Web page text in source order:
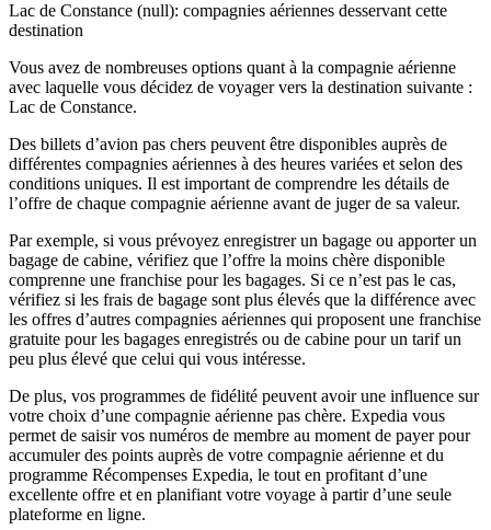
Lac de Constance (null): compagnies aériennes desservant cette
destination
Vous avez de nombreuses options quant à la compagnie aérienne
avec laquelle vous décidez de voyager vers la destination suivante :
Lac de Constance.
Des billets d’avion pas chers peuvent être disponibles auprès de
différentes compagnies aériennes à des heures variées et selon des
conditions uniques. Il est important de comprendre les détails de
l’offre de chaque compagnie aérienne avant de juger de sa valeur.
Par exemple, si vous prévoyez enregistrer un bagage ou apporter un
bagage de cabine, vérifiez que l’offre la moins chère disponible
comprenne une franchise pour les bagages. Si ce n’est pas le cas,
vérifiez si les frais de bagage sont plus élevés que la différence avec
les offres d’autres compagnies aériennes qui proposent une franchise
gratuite pour les bagages enregistrés ou de cabine pour un tarif un
peu plus élevé que celui qui vous intéresse.
De plus, vos programmes de fidélité peuvent avoir une influence sur
votre choix d’une compagnie aérienne pas chère. Expedia vous
permet de saisir vos numéros de membre au moment de payer pour
accumuler des points auprès de votre compagnie aérienne et du
programme Récompenses Expedia, le tout en profitant d’une
excellente offre et en planifiant votre voyage à partir d’une seule
plateforme en ligne.